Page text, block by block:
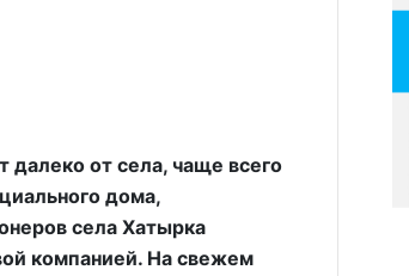
далеко от села, чаще всего
дома,
села Хатырка
компанией. На свежем